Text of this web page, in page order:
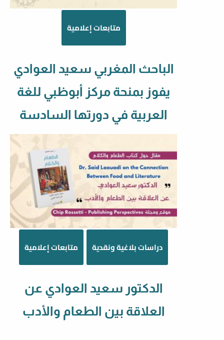
متابعات إعلامية
الباحث المغربي سعيد العوادي
يفوز بمنحة مركز أبوظبي للغة
العربية في دورتها السادسة
متابعات إعلامية دراسات بلاغية ونقدية
الدكتور سعيد العوادي عن
العلاقة بين الطعام والأدب